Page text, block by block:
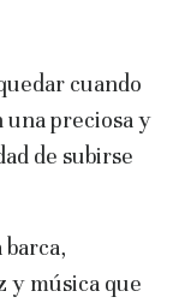
cuando
una preciosa y
de subirse
y música que